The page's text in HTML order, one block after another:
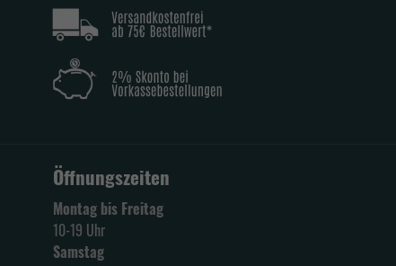
Öffnungszeiten
Montag bis Freitag
10-19 Uhr
Samstag